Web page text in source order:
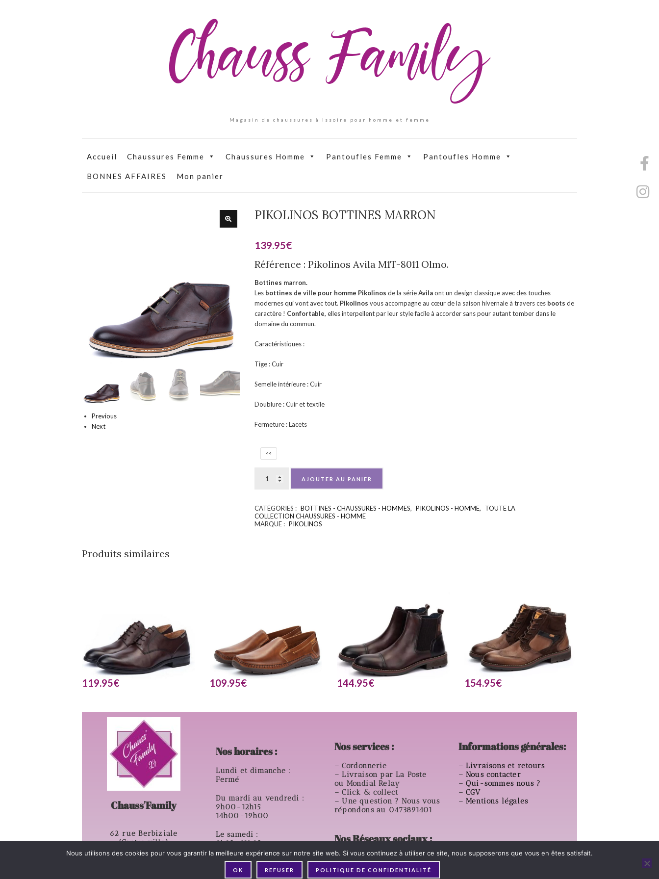
Chauss Family
Magasin de chaussures à Issoire pour homme et femme
Accueil Chaussures Femme Chaussures Homme Pantoufles Femme Pantoufles Homme
BONNES AFFAIRES Mon panier
Previous
Next
PIKOLINOS BOTTINES MARRON
139.95€
Référence : Pikolinos Avila M1T-8011 Olmo.
Bottines marron.
Les bottines de ville pour homme Pikolinos de la sérieAvilaont un design classique avec des touches
modernes qui vont avec tout. Pikolinos vous accompagne au cœur de la saison hivernale à travers ces boots de
caractère ! Confortable, elles interpellent par leur style facile à accorder sans pour autant tomber dans le
domaine du commun.
Caractéristiques :
Tige : Cuir
Semelle intérieure : Cuir
Doublure : Cuir et textile
Fermeture : Lacets
44
AJOUTER AU PANIER
CATÉGORIES : BOTTINES - CHAUSSURES - HOMMES, PIKOLINOS - HOMME,
TOUTE LA
COLLECTION CHAUSSURES - HOMME
MARQUE : PIKOLINOS
Produits similaires
119.95€ 109.95€ 144.95€ 154.95€
Chauss'Family
62 rue Berbiziale
(Centre ville)
63500 – Issoire
Nos horaires :
Lundi et dimanche :
Fermé
Du mardi au vendredi :
9h00-12h15
14h00-19h00
Le samedi :
8h30-12h30
14h00- 18h00
Nos services :
– Cordonnerie
– Livraison par La Poste
ou Mondial Relay
– Click & collect
– Une question ? Nous vous
répondons au 0473891401
Nos Réseaux sociaux :
Informations générales:
– Livraisons et retours
– Nous contacter
– Qui-sommes nous ?
– CGV
– Mentions légales
Nous utilisons des cookies pour vous garantir la meilleure expérience sur notre site web. Si vous continuez à utiliser ce site, nous supposerons que vous en êtes satisfait.
OK REFUSER POLITIQUE DE CONFIDENTIALITÉ